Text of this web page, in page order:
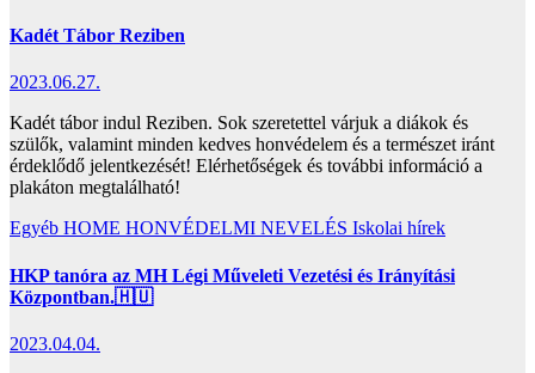
Kadét Tábor Reziben
2023.06.27.
Kadét tábor indul Reziben. Sok szeretettel várjuk a diákok és
szülők, valamint minden kedves honvédelem és a természet iránt
érdeklődő jelentkezését! Elérhetőségek és további információ a
plakáton megtalálható!
Egyéb HOME HONVÉDELMI NEVELÉS Iskolai hírek
HKP tanóra az MH Légi Műveleti Vezetési és Irányítási
Központban.🇭🇺
2023.04.04.